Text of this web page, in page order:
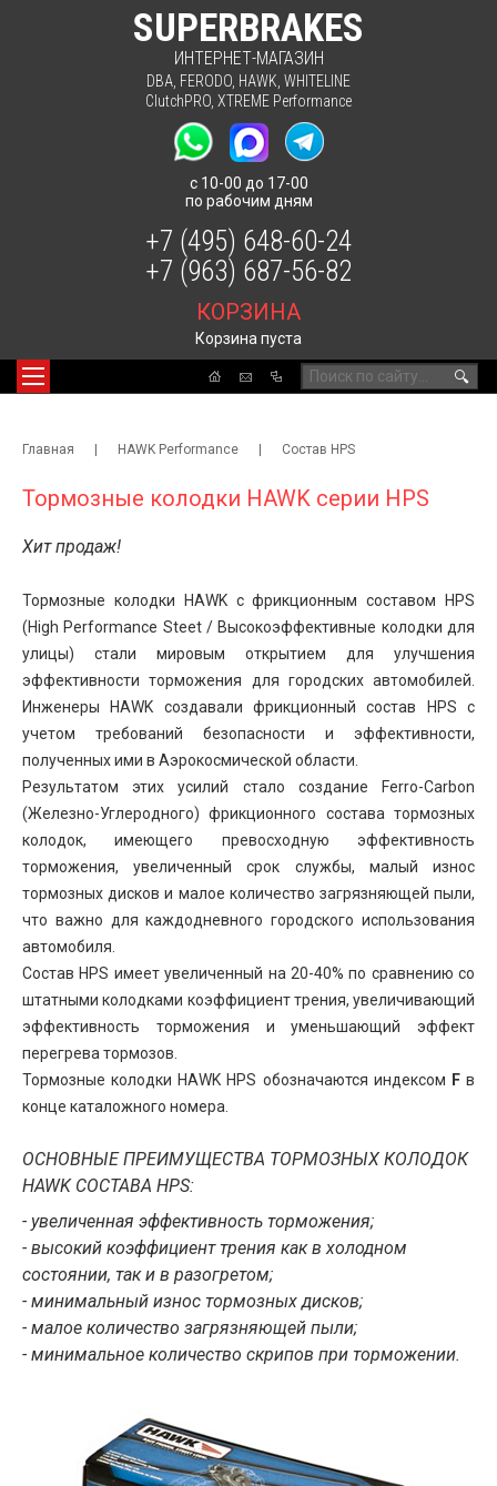
SUPERBRAKES
ИНТЕРНЕТ-МАГАЗИН
DBA FERODO HAWK WHITELINE
ClutchPRO XTREME Performance
с 10-00 до 17-00
по рабочим дням
🔍
КОРЗИНА
Корзина пуста
+7 (495) 648-60-24
+7 (963) 687-56-82
Главная | HAWK Performance | Состав HPS
Тормозные колодки HAWK серии HPS
Хит продаж!
Тормозные колодки HAWK с фрикционным составом HPS
(High Performance Steet / Высокоэффективные колодки для
улицы) стали мировым открытием для улучшения
эффективности торможения для городских автомобилей.
Инженеры HAWK создавали фрикционный состав HPS с
учетом требований безопасности и эффективности,
полученных ими в Аэрокосмической области.
Результатом этих усилий стало создание Ferro-Carbon
(Железно-Углеродного) фрикционного состава тормозных
колодок, имеющего превосходную эффективность
торможения, увеличенный срок службы, малый износ
тормозных дисков и малое количество загрязняющей пыли,
что важно для каждодневного городского использования
автомобиля.
Состав HPS имеет увеличенный на 20-40% по сравнению со
штатными колодками коэффициент трения, увеличивающий
эффективность торможения и уменьшающий эффект
перегрева тормозов.
Тормозные колодки HAWK HPS обозначаются индексом Fв
конце каталожного номера.
ОСНОВНЫЕ ПРЕИМУЩЕСТВА ТОРМОЗНЫХ КОЛОДОК
HAWK СОСТАВА HPS:
- увеличенная эффективность торможения;
- высокий коэффициент трения как в холодном
состоянии, так и в разогретом;
- минимальный износ тормозных дисков;
- малое количество загрязняющей пыли;
- минимальное количество скрипов при торможении.